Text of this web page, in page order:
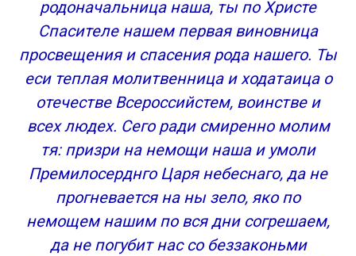
родоначальница наша, ты по Христе
Спасителе нашем первая виновница
просвещения и спасения рода нашего. Ты
еси теплая молитвенница и ходатаица о
отечестве Всероссийстем, воинстве и
всех людех. Сего ради смиренно молим
тя: призри на немощи наша и умоли
Премилосерднго Царя небеснаго, да не
прогневается на ны зело, яко по
немощем нашим по вся дни согрешаем,
да не погубит нас со беззаконьми